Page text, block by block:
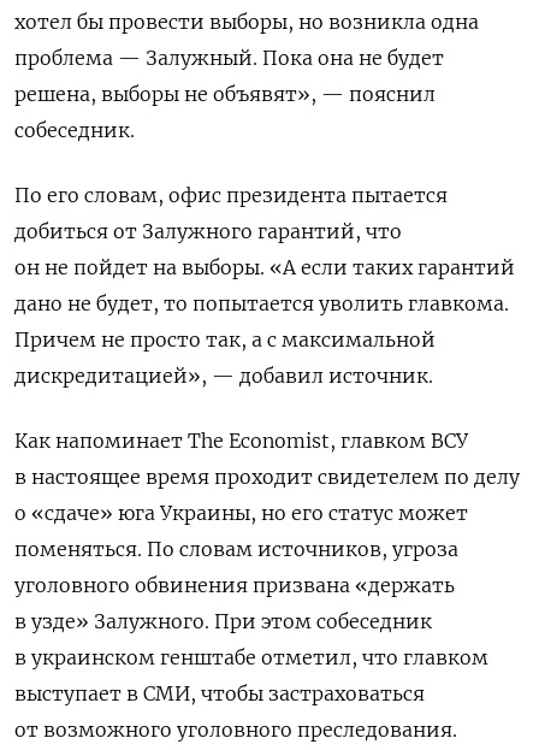
хотел бы провести выборы, но возникла одна
проблема — Залужный. Пока она не будет
решена, выборы не объявят», — пояснил
собеседник.
По его словам, офис президента пытается
добиться от Залужного гарантий, что
он не пойдет на выборы. «А если таких гарантий
дано не будет, то попытается уволить главкома.
Причем не просто так, а с максимальной
дискредитацией», — добавил источник.
Как напоминает The Economist, главком ВСУ
в настоящее время проходит свидетелем по делу
о «сдаче» юга Украины, но его статус может
поменяться. По словам источников, угроза
уголовного обвинения призвана «держать
в узде» Залужного. При этом собеседник
в украинском генштабе отметил, что главком
выступает в СМИ, чтобы застраховаться
от возможного уголовного преследования.